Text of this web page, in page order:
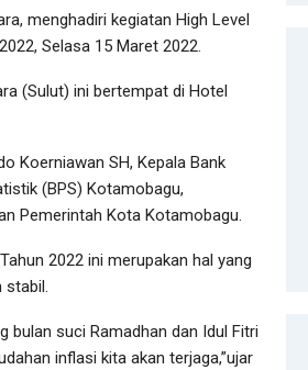
menghadiri kegiatan High Level
Selasa 15 Maret 2022.
(Sulut) ini bertempat di Hotel
Koerniawan SH, Kepala Bank
(BPS) Kotamobagu,
Pemerintah Kota Kotamobagu.
2022 ini merupakan hal yang
stabil.
bulan suci Ramadhan dan Idul Fitri
inflasi kita akan terjaga,”ujar